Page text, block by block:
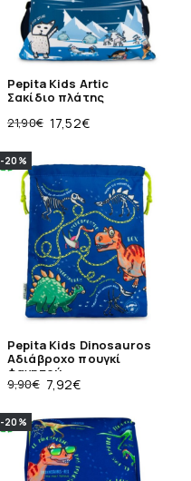
Pepita Kids Artic
Σακίδιο πλάτης
21,90€ 17,52€
-20%
Pepita Kids Dinosauros
Aδιάβροχο πουγκί
φαγητού
9,90€ 7,92€
-20%